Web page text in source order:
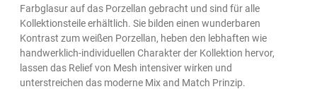
Farbglasur auf das Porzellan gebracht und sind für alle
Kollektionsteile erhältlich. Sie bilden einen wunderbaren
Kontrast zum weißen Porzellan, heben den lebhaften wie
handwerklich-individuellen Charakter der Kollektion hervor,
lassen das Relief von Mesh intensiver wirken und
unterstreichen das moderne Mix and Match Prinzip.